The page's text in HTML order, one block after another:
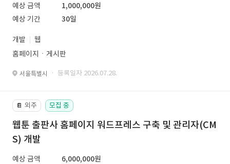
예상 금액
1,000,000원
예상 기간
30일
개발
웹
홈페이지ㆍ게시판
서울특별시 · 등록일자 2026.07.28.
📔 외주 모집 중
웹툰 출판사 홈페이지 워드프레스 구축 및 관리자(CM
S) 개발
예상 금액
6,000,000원